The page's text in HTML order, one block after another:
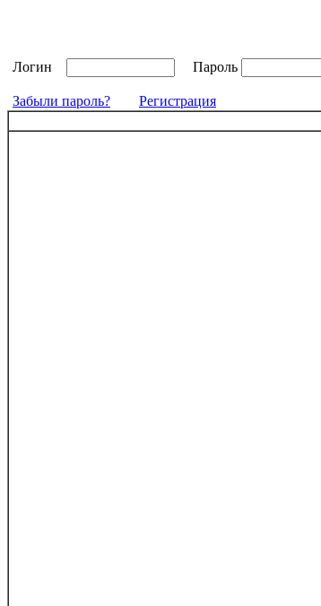
Логин Пароль
Забыли пароль? Регистрация